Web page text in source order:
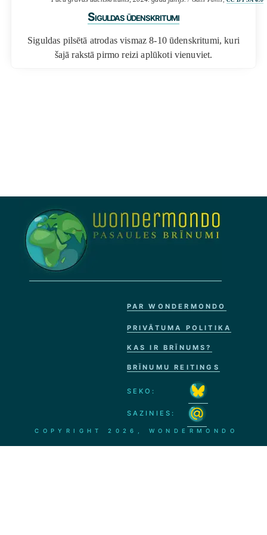
Siguldas ūdenskritumi
Siguldas pilsētā atrodas vismaz 8-10 ūdenskritumi, kuri
šajā rakstā pirmo reizi aplūkoti vienuviet.
PAR WONDERMONDO
PRIVĀTUMA POLITIKA
KAS IR BRĪNUMS?
BRĪNUMU REITINGS
SEKO:
SAZINIES:
COPYRIGHT2026, WONDERMONDO